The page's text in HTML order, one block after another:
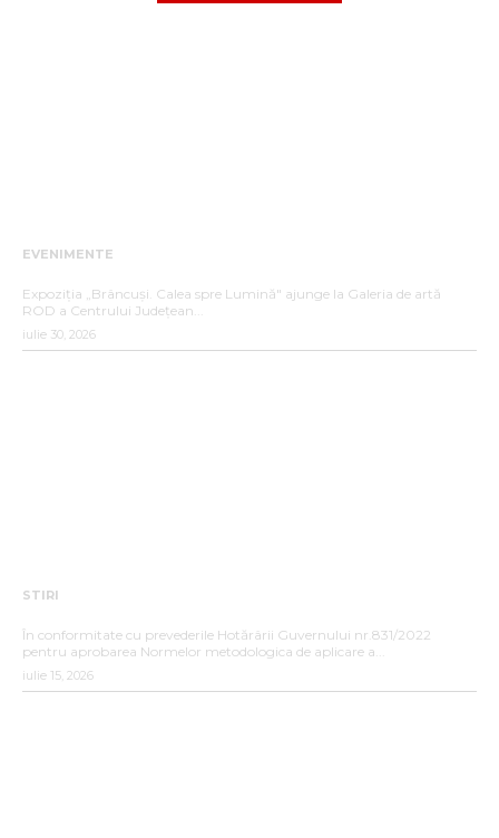
EVENIMENTE
Expoziția „Brâncuși. Calea spre Lumină" ajunge la Galeria de artă
ROD a Centrului Județean...
iulie 30, 2026
STIRI
În conformitate cu prevederile Hotărârii Guvernului nr.831/2022
pentru aprobarea Normelor metodologica de aplicare a...
iulie 15, 2026